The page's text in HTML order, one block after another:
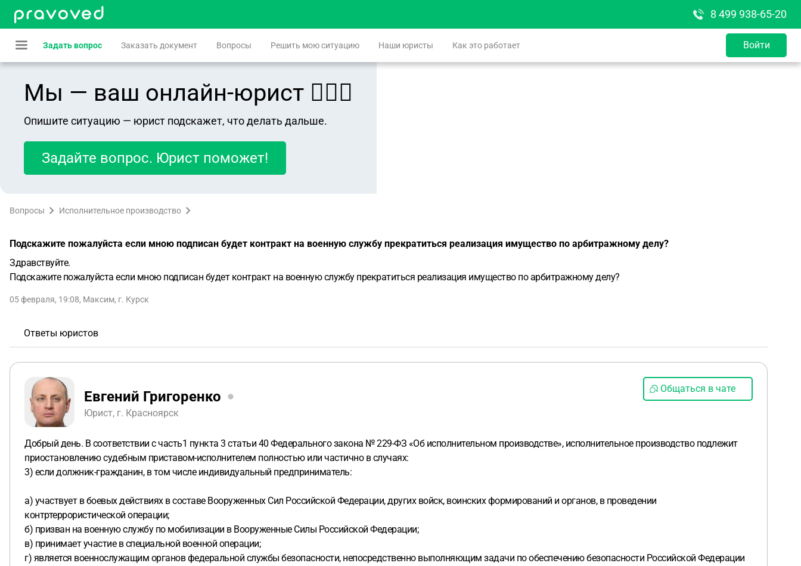
8 499 938-65-20
Задать вопрос Заказать документ Вопросы Решить мою ситуацию Наши юристы Как это работает Войти
Мы — ваш онлайн-юрист 👨🏻‍⚖️
Опишите ситуацию — юрист подскажет, что делать дальше.
Задайте вопрос. Юрист поможет!
Вопросы Исполнительное производство
Подскажите пожалуйста если мною подписан будет контракт на военную службу прекратиться реализация имущество по арбитражному делу?
Здравствуйте.
Подскажите пожалуйста если мною подписан будет контракт на военную службу прекратиться реализация имущество по арбитражному делу?
05 февраля, 19:08, Максим, г. Курск
Ответы юристов
Евгений Григоренко
Юрист, г. Красноярск
Общаться в чате
Добрый день. В соответствии с часть1 пункта 3 статьи 40 Федерального закона № 229-ФЗ «Об исполнительном производстве», исполнительное производство подлежит
приостановлению судебным приставом-исполнителем полностью или частично в случаях:
3) если должник-гражданин, в том числе индивидуальный предприниматель:
а) участвует в боевых действиях в составе Вооруженных Сил Российской Федерации, других войск, воинских формирований и органов, в проведении
контртеррористической операции;
б) призван на военную службу по мобилизации в Вооруженные Силы Российской Федерации;
в) принимает участие в специальной военной операции;
г) является военнослужащим органов федеральной службы безопасности, непосредственно выполняющим задачи по обеспечению безопасности Российской Федерации